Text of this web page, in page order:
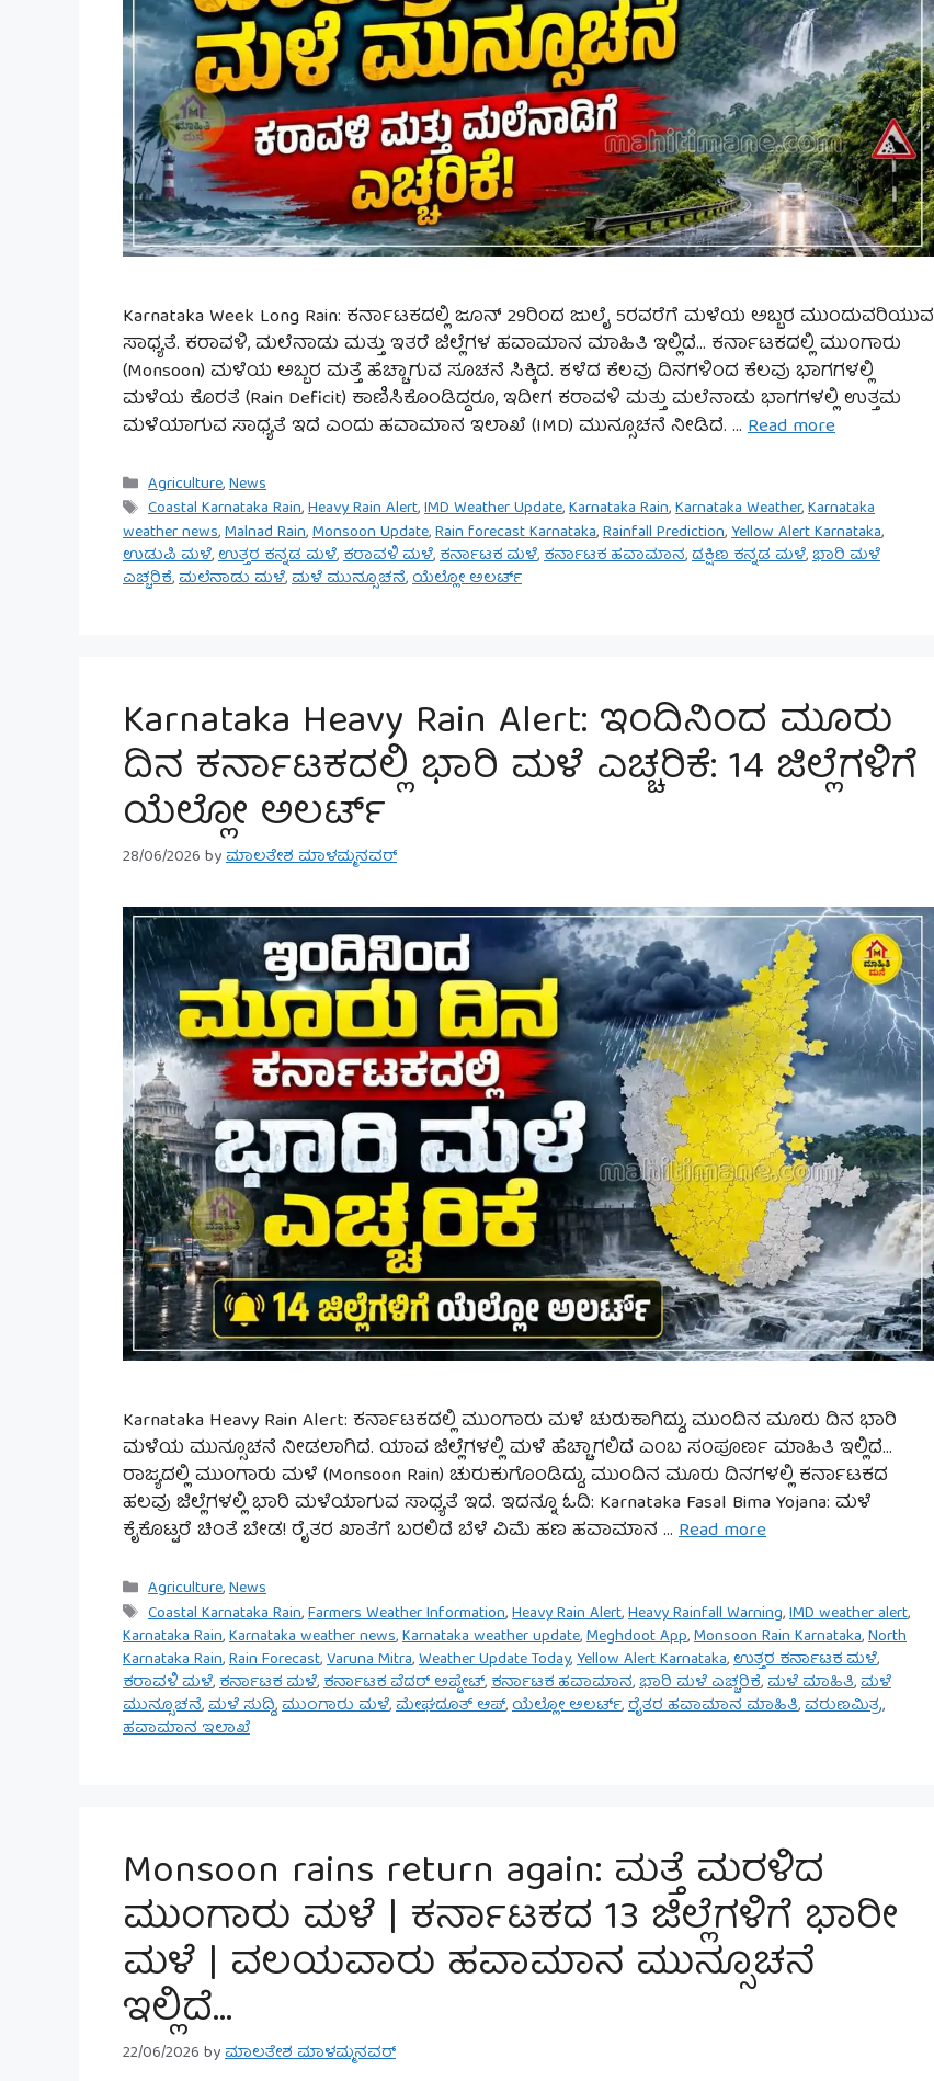
Karnataka Week Long Rain: ಕರ್ನಾಟಕದಲ್ಲಿ ಜೂನ್ 29ರಿಂದ ಜುಲೈ 5ರವರೆಗೆ ಮಳೆಯ ಅಬ್ಬರ ಮುಂದುವರಿಯುವ
ಸಾಧ್ಯತೆ. ಕರಾವಳಿ, ಮಲೆನಾಡು ಮತ್ತು ಇತರೆ ಜಿಲ್ಲೆಗಳ ಹವಾಮಾನ ಮಾಹಿತಿ ಇಲ್ಲಿದೆ… ಕರ್ನಾಟಕದಲ್ಲಿ ಮುಂಗಾರು
(Monsoon) ಮಳೆಯ ಅಬ್ಬರ ಮತ್ತೆ ಹೆಚ್ಚಾಗುವ ಸೂಚನೆ ಸಿಕ್ಕಿದೆ. ಕಳೆದ ಕೆಲವು ದಿನಗಳಿಂದ ಕೆಲವು ಭಾಗಗಳಲ್ಲಿ
ಮಳೆಯ ಕೊರತೆ (Rain Deficit) ಕಾಣಿಸಿಕೊಂಡಿದ್ದರೂ, ಇದೀಗ ಕರಾವಳಿ ಮತ್ತು ಮಲೆನಾಡು ಭಾಗಗಳಲ್ಲಿ ಉತ್ತಮ
ಮಳೆಯಾಗುವ ಸಾಧ್ಯತೆ ಇದೆ ಎಂದು ಹವಾಮಾನ ಇಲಾಖೆ (IMD) ಮುನ್ಸೂಚನೆ ನೀಡಿದೆ. … Read more
Categories
Agriculture,News
Tags
Coastal Karnataka Rain,Heavy Rain Alert,IMD Weather Update,Karnataka Rain,Karnataka Weather,Karnataka
weather news,Malnad Rain,Monsoon Update,Rain forecast Karnataka,Rainfall Prediction,Yellow Alert Karnataka,
ಉಡುಪಿ ಮಳೆ,ಉತ್ತರ ಕನ್ನಡ ಮಳೆ,ಕರಾವಳಿ ಮಳೆ,ಕರ್ನಾಟಕ ಮಳೆ,ಕರ್ನಾಟಕ ಹವಾಮಾನ,ದಕ್ಷಿಣ ಕನ್ನಡ ಮಳೆ,ಭಾರಿ ಮಳೆ
ಎಚ್ಚರಿಕೆ,ಮಲೆನಾಡು ಮಳೆ,ಮಳೆ ಮುನ್ಸೂಚನೆ,ಯೆಲ್ಲೋ ಅಲರ್ಟ್
Karnataka Heavy Rain Alert: ಇಂದಿನಿಂದ ಮೂರು
ದಿನ ಕರ್ನಾಟಕದಲ್ಲಿ ಭಾರಿ ಮಳೆ ಎಚ್ಚರಿಕೆ: 14 ಜಿಲ್ಲೆಗಳಿಗೆ
ಯೆಲ್ಲೋ ಅಲರ್ಟ್
28/06/2026byಮಾಲತೇಶ ಮಾಳಮ್ಮನವರ್
Karnataka Heavy Rain Alert: ಕರ್ನಾಟಕದಲ್ಲಿ ಮುಂಗಾರು ಮಳೆ ಚುರುಕಾಗಿದ್ದು, ಮುಂದಿನ ಮೂರು ದಿನ ಭಾರಿ
ಮಳೆಯ ಮುನ್ಸೂಚನೆ ನೀಡಲಾಗಿದೆ. ಯಾವ ಜಿಲ್ಲೆಗಳಲ್ಲಿ ಮಳೆ ಹೆಚ್ಚಾಗಲಿದೆ ಎಂಬ ಸಂಪೂರ್ಣ ಮಾಹಿತಿ ಇಲ್ಲಿದೆ…
ರಾಜ್ಯದಲ್ಲಿ ಮುಂಗಾರು ಮಳೆ (Monsoon Rain) ಚುರುಕುಗೊಂಡಿದ್ದು, ಮುಂದಿನ ಮೂರು ದಿನಗಳಲ್ಲಿ ಕರ್ನಾಟಕದ
ಹಲವು ಜಿಲ್ಲೆಗಳಲ್ಲಿ ಭಾರಿ ಮಳೆಯಾಗುವ ಸಾಧ್ಯತೆ ಇದೆ. ಇದನ್ನೂ ಓದಿ: Karnataka Fasal Bima Yojana: ಮಳೆ
ಕೈಕೊಟ್ಟರೆ ಚಿಂತೆ ಬೇಡ! ರೈತರ ಖಾತೆಗೆ ಬರಲಿದೆ ಬೆಳೆ ವಿಮೆ ಹಣ ಹವಾಮಾನ … Read more
Categories
Agriculture,News
Tags
Coastal Karnataka Rain,Farmers Weather Information,Heavy Rain Alert,Heavy Rainfall Warning,IMD weather alert,
Karnataka Rain,Karnataka weather news,Karnataka weather update,Meghdoot App,Monsoon Rain Karnataka,North
Karnataka Rain,Rain Forecast,Varuna Mitra,Weather Update Today,Yellow Alert Karnataka,ಉತ್ತರ ಕರ್ನಾಟಕ ಮಳೆ,
ಕರಾವಳಿ ಮಳೆ,ಕರ್ನಾಟಕ ಮಳೆ,ಕರ್ನಾಟಕ ವೆದರ್ ಅಪ್ಡೇಟ್,ಕರ್ನಾಟಕ ಹವಾಮಾನ,ಭಾರಿ ಮಳೆ ಎಚ್ಚರಿಕೆ,ಮಳೆ ಮಾಹಿತಿ,ಮಳೆ
ಮುನ್ಸೂಚನೆ,ಮಳೆ ಸುದ್ದಿ,ಮುಂಗಾರು ಮಳೆ,ಮೇಘದೂತ್ ಆಪ್,ಯೆಲ್ಲೋ ಅಲರ್ಟ್,ರೈತರ ಹವಾಮಾನ ಮಾಹಿತಿ,ವರುಣಮಿತ್ರ,
ಹವಾಮಾನ ಇಲಾಖೆ
Monsoon rains return again: ಮತ್ತೆ ಮರಳಿದ
ಮುಂಗಾರು ಮಳೆ | ಕರ್ನಾಟಕದ 13 ಜಿಲ್ಲೆಗಳಿಗೆ ಭಾರೀ
ಮಳೆ | ವಲಯವಾರು ಹವಾಮಾನ ಮುನ್ಸೂಚನೆ
ಇಲ್ಲಿದೆ…
22/06/2026byಮಾಲತೇಶ ಮಾಳಮ್ಮನವರ್